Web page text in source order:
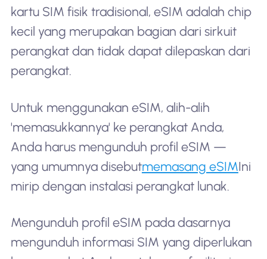
kartu SIM fisik tradisional, eSIM adalah chip
kecil yang merupakan bagian dari sirkuit
perangkat dan tidak dapat dilepaskan dari
perangkat.
Untuk menggunakan eSIM, alih-alih
'memasukkannya' ke perangkat Anda,
Anda harus mengunduh profil eSIM —
yang umumnya disebutmemasang eSIMIni
mirip dengan instalasi perangkat lunak.
Mengunduh profil eSIM pada dasarnya
mengunduh informasi SIM yang diperlukan